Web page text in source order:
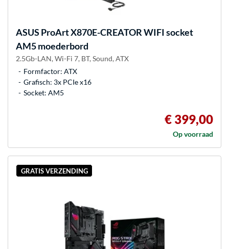
ASUS ProArt X870E-CREATOR WIFI socket
AM5 moederbord
2.5Gb-LAN, Wi-Fi 7, BT, Sound, ATX
Formfactor: ATX
Grafisch: 3x PCIe x16
Socket: AM5
€ 399,00
Op voorraad
GRATIS VERZENDING